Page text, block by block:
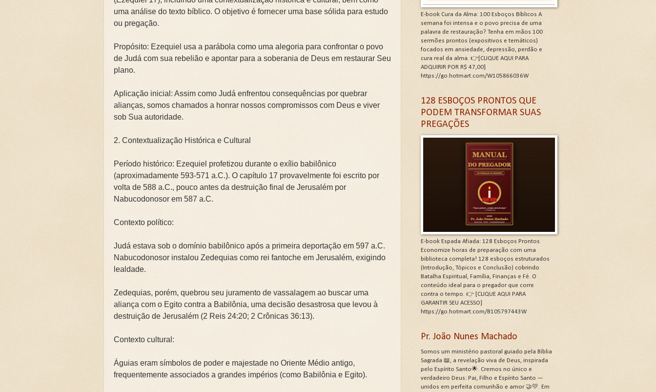
🌧️PRIMEIRA CAMPANHA: Caminhos de Gratidão e Renovação.Clique na letra G
📚TERCEIRA CAMPANHA 2026: As Doenças da Alma. Clique na letra G
🛡️CAMPANHA: Superando Gigantes da Alma. Clique na letra G
🌧️A IMPORTÂNCIA DA VIDA DA IGREJA PARA A EVANGELIZAÇÃO. Clique na letra G
uma análise do texto bíblico. O objetivo é fornecer uma base sólida para estudo
ou pregação.
Propósito: Ezequiel usa a parábola como uma alegoria para confrontar o povo
de Judá com sua rebelião e apontar para a soberania de Deus em restaurar Seu
plano.
Aplicação inicial: Assim como Judá enfrentou consequências por quebrar
alianças, somos chamados a honrar nossos compromissos com Deus e viver
sob Sua autoridade.
2. Contextualização Histórica e Cultural
Período histórico: Ezequiel profetizou durante o exílio babilônico
(aproximadamente 593-571 a.C.). O capítulo 17 provavelmente foi escrito por
volta de 588 a.C., pouco antes da destruição final de Jerusalém por
Nabucodonosor em 587 a.C.
Contexto político:
Judá estava sob o domínio babilônico após a primeira deportação em 597 a.C.
Nabucodonosor instalou Zedequias como rei fantoche em Jerusalém, exigindo
lealdade.
Zedequias, porém, quebrou seu juramento de vassalagem ao buscar uma
aliança com o Egito contra a Babilônia, uma decisão desastrosa que levou à
destruição de Jerusalém (2 Reis 24:20; 2 Crônicas 36:13).
Contexto cultural:
Águias eram símbolos de poder e majestade no Oriente Médio antigo,
frequentemente associados a grandes impérios (como Babilônia e Egito).
E-book Cura da Alma: 100 Esboços Bíblicos A
semana foi intensa e o povo precisa de uma
palavra de restauração? Tenha em mãos 100
sermões prontos (expositivos e temáticos)
focados em ansiedade, depressão, perdão e
cura real da alma. 👉[CLIQUE AQUI PARA
ADQUIRIR POR R$ 47,00]
https://go.hotmart.com/W105866036W
128 ESBOÇOS PRONTOS QUE
PODEM TRANSFORMAR SUAS
PREGAÇÕES
E-book Espada Afiada: 128 Esboços Prontos
Economize horas de preparação com uma
biblioteca completa! 128 esboços estruturados
(Introdução, Tópicos e Conclusão) cobrindo
Batalha Espiritual, Família, Finanças e Fé. O
conteúdo ideal para o pregador que corre
contra o tempo. 👉 [CLIQUE AQUI PARA
GARANTIR SEU ACESSO]
https://go.hotmart.com/B105797443W
Pr. João Nunes Machado
Somos um ministério pastoral guiado pela Bíblia
Sagrada 📖, a revelação viva de Deus, inspirada
pelo Espírito Santo🌟. Cremos no único e
verdadeiro Deus: Pai, Filho e Espírito Santo —
unidos em perfeita comunhão e amor 🤝💛. Em